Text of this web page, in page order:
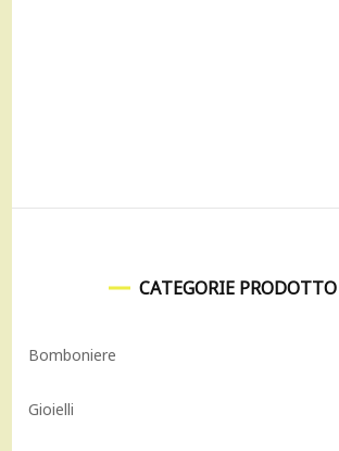
CATEGORIE PRODOTTO
Bomboniere
Gioielli